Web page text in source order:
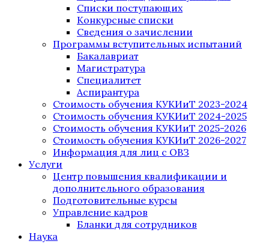
Списки поступающих
Конкурсные списки
Сведения о зачислении
Программы вступительных испытаний
Бакалавриат
Магистратура
Специалитет
Аспирантура
Стоимость обучения КУКИиТ 2023-2024
Стоимость обучения КУКИиТ 2024-2025
Стоимость обучения КУКИиТ 2025-2026
Стоимость обучения КУКИиТ 2026-2027
Информация для лиц с ОВЗ
Услуги
Центр повышения квалификации и
дополнительного образования
Подготовительные курсы
Управление кадров
Бланки для сотрудников
Наука